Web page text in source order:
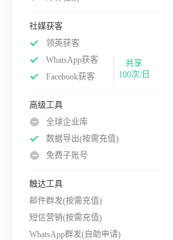
社媒获客
领英获客
WhatsApp获客
Facebook获客
共享
100次/日
高级工具
全球企业库
数据导出(按需充值)
免费子账号
触达工具
邮件群发(按需充值)
短信营销(按需充值)
WhatsApp群发(自助申请)